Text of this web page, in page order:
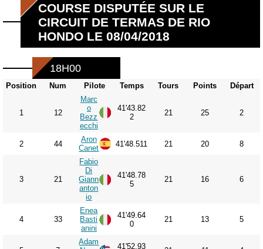
COURSE DISPUTÉE SUR LE
CIRCUIT DE TERMAS DE RIO
HONDO LE 08/04/2018
18H00
Position Num Pilote Temps Tours Points Départ
1 12
Marc
o
Bezz
ecchi
41'43.82
2
21 25 2
2 44
Aron
Canet
41'48.511 21 20 8
3 21
Fabio
Di
Giann
anton
io
41'48.78
5
21 16 6
4 33
Enea
Basti
anini
41'49.64
0
21 13 5
Adam
41'52.93